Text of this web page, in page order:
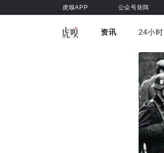
虎嗅APP 公众号矩阵
资讯 24小时